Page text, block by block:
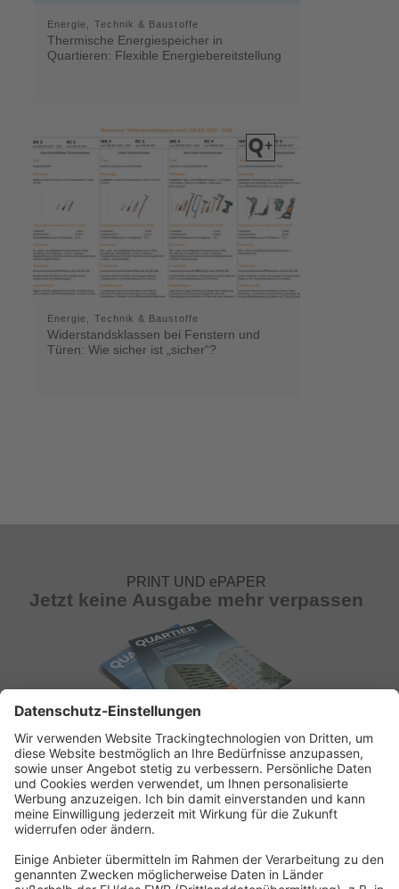
Energie, Technik & Baustoffe
Thermische Energiespeicher in
Quartieren: Flexible Energiebereitstellung
Energie, Technik & Baustoffe
Widerstandsklassen bei Fenstern und
Türen: Wie sicher ist „sicher“?
PRINT UND ePAPER
Jetzt keine Ausgabe mehr verpassen
ABONNEMENT ANFORDERN
Kostenloses Probeheft anfordern